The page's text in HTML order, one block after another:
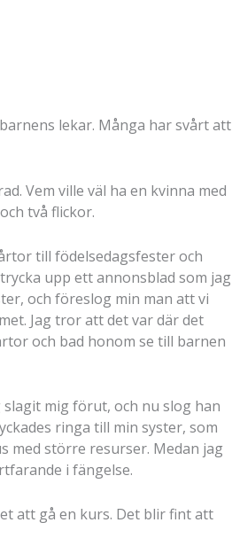
lekar. Många har svårt att
Vem ville väl ha en kvinna med
två flickor.
till födelsedagsfester och
upp ett annonsblad som jag
och föreslog min man att vi
Jag tror att det var där det
och bad honom se till barnen
slagit mig förut, och nu slog han
ringa till min syster, som
med större resurser. Medan jag
i fängelse.
att gå en kurs. Det blir fint att